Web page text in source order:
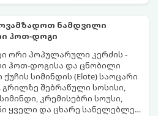
ნამდვილი
ჰოთ-დოგი
ორი პოპულარული კერძის -
ჰოთ-დოგისა და ცნობილი
ქუჩის სიმინდის (Elote) საოცარი
გრილზე შებრაწული სოსისი,
კრემისებრი სოუსი,
ყველი და ცხარე სანელებლები